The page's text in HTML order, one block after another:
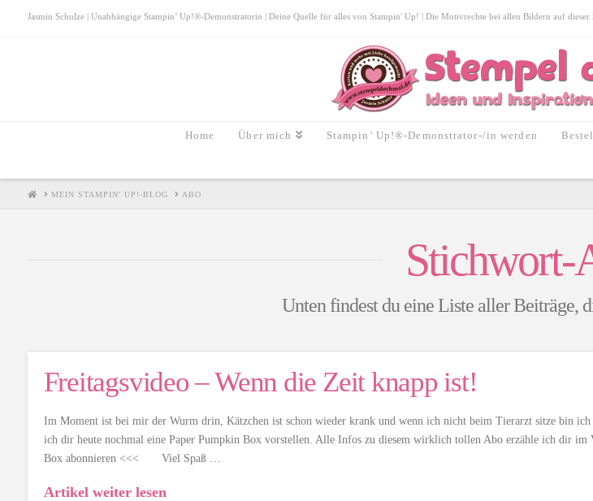
Jasmin Schulze | Unabhängige Stampin’ Up!®-Demonstratorin | Deine Quelle für alles von Stampin' Up! | Die Motivrechte bei allen Bildern auf
Home Über mich Stampin’ Up!®-Demonstrator-/in werden
HOMEMEIN STAMPIN' UP!-BLOG ABO
Stichwort-
Unten findest du eine Liste aller Beiträge,
Freitagsvideo – Wenn die Zeit knapp ist!
Im Moment ist bei mir der Wurm drin, Kätzchen ist schon wieder krank und wenn ich nicht beim Tierarzt sitze bin ich
ich dir heute nochmal eine Paper Pumpkin Box vorstellen. Alle Infos zu diesem wirklich tollen Abo erzähle ich dir
Box abonnieren <<< Viel Spaß …
Artikel weiter lesen